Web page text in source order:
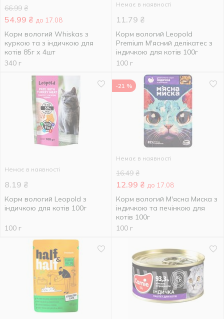
66.99 ₴
54.99 ₴ до 17.08
Корм вологий Whiskas з
куркою та з індичкою для
котів 85г х 4шт
340 г
Немає в наявності
11.79 ₴
Корм вологий Leopold
Premium М'ясний делікатес з
індичкою для котів 100г
100 г
Немає в наявності
8.19 ₴
Корм вологий Leopold з
індичкою для котів 100г
100 г
-21 %
Немає в наявності
16.49 ₴
12.99 ₴ до 17.08
Корм вологий М'ясна Миска з
індичкою та печінкою для
котів 100г
100 г